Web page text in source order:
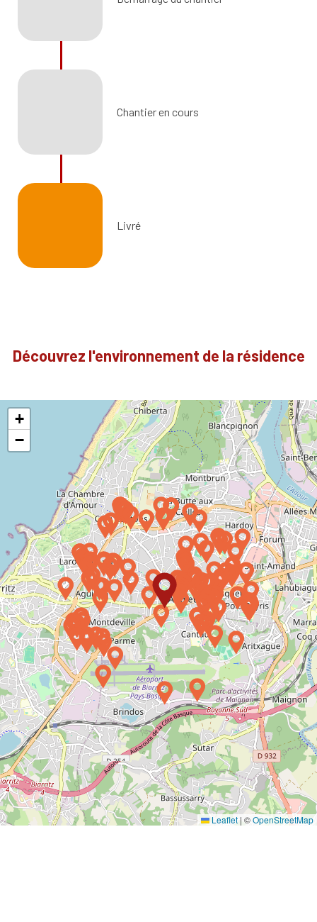
Chantier en cours
Livré
Découvrez l'environnement de la résidence
+
−
Leaflet | ©OpenStreetMap